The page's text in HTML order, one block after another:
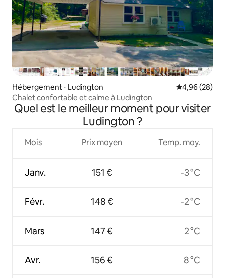
Hébergement ⋅ Ludington Évaluation
4,96 (28)
Chalet confortable et calme à Ludington
Quel est le meilleur moment pour visiter
Ludington ?
Mois
Janv.
Févr.
Mars
Avr.
Prix moyen
151 €
148 €
147 €
156 €
Temp. moy.
-3 °C
-2 °C
2 °C
8 °C